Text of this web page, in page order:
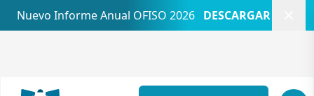
Nuevo Informe Anual OFISO 2026 DESCARGAR